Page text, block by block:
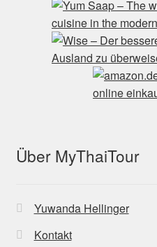
Über MyThaiTour
Yuwanda Hellinger
Kontakt